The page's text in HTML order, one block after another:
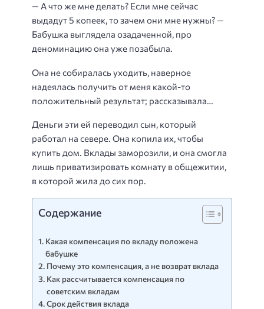
— А что же мне делать? Если мне сейчас
выдадут 5 копеек, то зачем они мне нужны? —
Бабушка выглядела озадаченной, про
деноминацию она уже позабыла.
Она не собиралась уходить, наверное
надеялась получить от меня какой-то
положительный результат; рассказывала…
Деньги эти ей переводил сын, который
работал на севере. Она копила их, чтобы
купить дом. Вклады заморозили, и она смогла
лишь приватизировать комнату в общежитии,
в которой жила до сих пор.
Содержание
Какая компенсация по вкладу положена
бабушке
Почему это компенсация, а не возврат вклада
Как рассчитывается компенсация по
советским вкладам
Срок действия вклада